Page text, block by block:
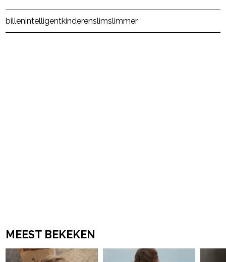
Post Views: 49
billenintelligentkinderenslimslimmer
MEEST BEKEKEN